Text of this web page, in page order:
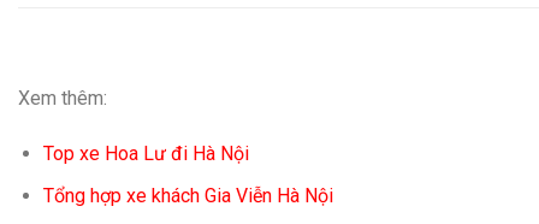
Xem thêm:
Top xe Hoa Lư đi Hà Nội
Tổng hợp xe khách Gia Viễn Hà Nội